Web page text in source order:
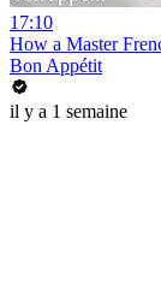
17:10
How a Master
Bon Appétit
il y a 1 semaine